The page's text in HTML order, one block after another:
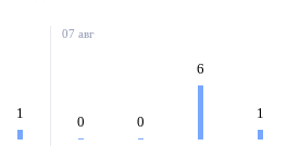
1
07 авг
0 0
6
1